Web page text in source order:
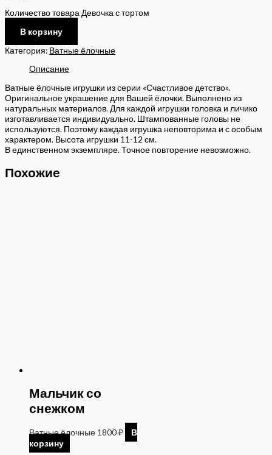
Количество товара Девочка с тортом
В корзину
Категория: Ватные ёлочные
Описание
Ватные ёлочные игрушки из серии «Счастливое детство».
Оригинальное украшение для Вашей ёлочки. Выполнено из
натуральных материалов. Для каждой игрушки головка и личико
изготавливается индивидуально. Штампованные головы не
используются. Поэтому каждая игрушка неповторима и с особым
характером. Высота игрушки 11-12 см.
В единственном экземпляре. Точное повторение невозможно.
Похожие
Мальчик со
снежком
Ватные ёлочные 1800₽
В
корзину